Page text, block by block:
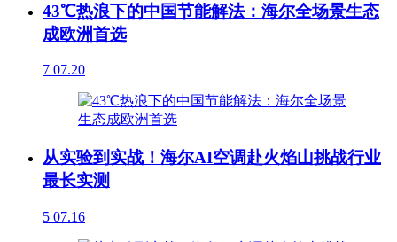
43℃热浪下的中国节能解法：海尔全场景生态
成欧洲首选
7 07.20
从实验到实战！海尔AI空调赴火焰山挑战行业
最长实测
5 07.16